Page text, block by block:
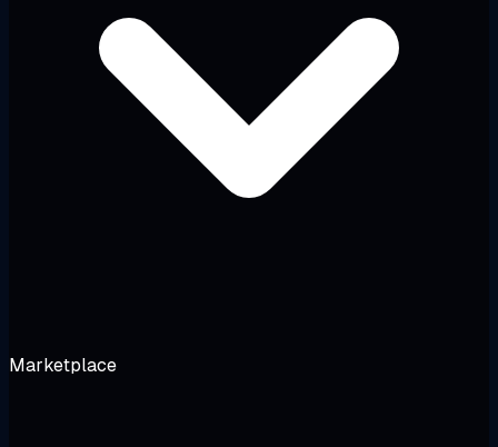
Marketplace